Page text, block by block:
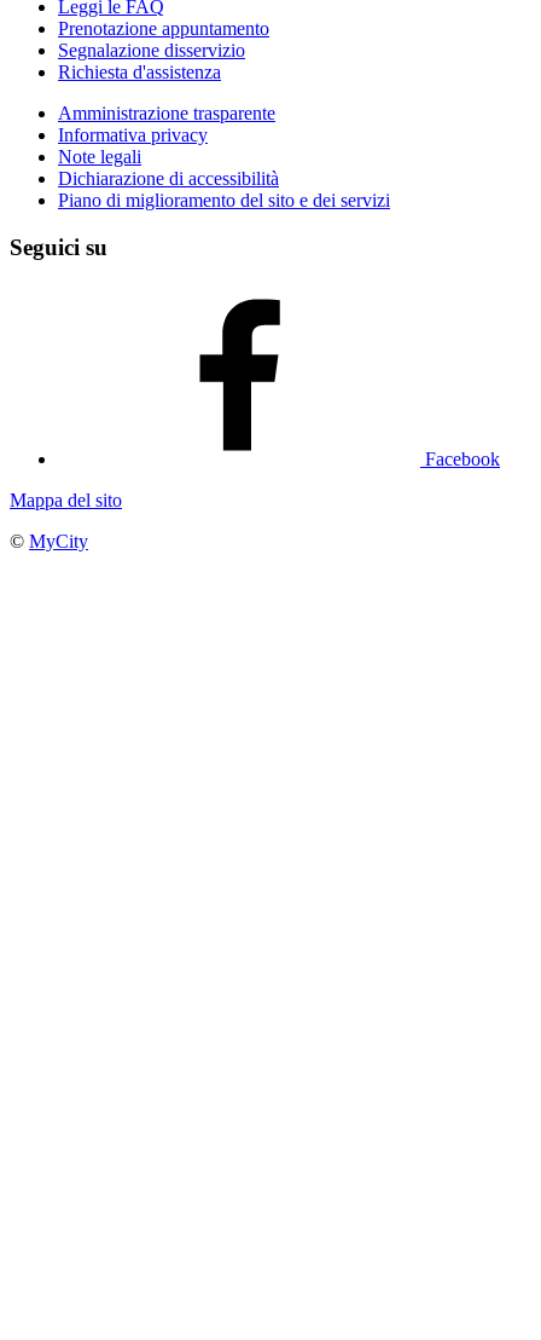
Leggi le FAQ
Prenotazione appuntamento
Segnalazione disservizio
Richiesta d'assistenza
Amministrazione trasparente
Informativa privacy
Note legali
Dichiarazione di accessibilità
Piano di miglioramento del sito e dei servizi
Seguici su
Facebook
Mappa del sito
© MyCity